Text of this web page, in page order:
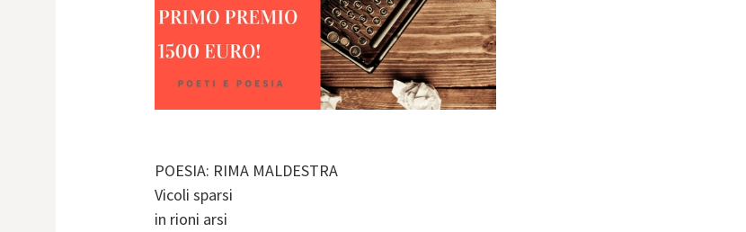
POESIA: RIMA MALDESTRA
Vicoli sparsi
in rioni arsi